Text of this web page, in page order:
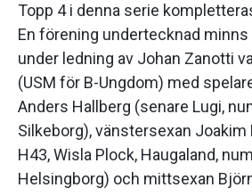
Topp 4 i denna serie
En förening undertecknad
under ledning av Johan Zanotti
(USM för B-Ungdom) med
Anders Hallberg (senare Lugi,
Silkeborg), vänstersexan Joakim
H43, Wisla Plock, Haugaland,
Helsingborg) och mittsexan